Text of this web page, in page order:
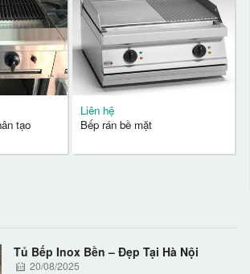
tạo
Liên hệ
Bếp rán bề mặt
Tủ Bếp Inox Bền – Đẹp Tại Hà Nội
20/08/2025